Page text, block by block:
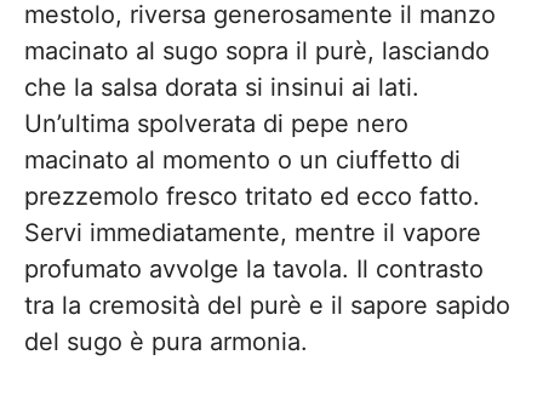
mestolo, riversa generosamente il manzo
macinato al sugo sopra il purè, lasciando
che la salsa dorata si insinui ai lati.
Un’ultima spolverata di pepe nero
macinato al momento o un ciuffetto di
prezzemolo fresco tritato ed ecco fatto.
Servi immediatamente, mentre il vapore
profumato avvolge la tavola. Il contrasto
tra la cremosità del purè e il sapore sapido
del sugo è pura armonia.